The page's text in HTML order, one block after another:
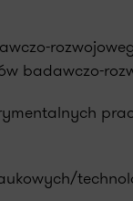
badawczo-